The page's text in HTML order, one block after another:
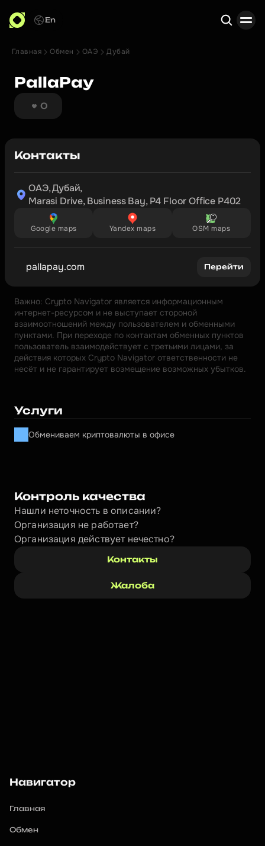
En
Главная Обмен ОАЭ Дубай
PallaPay
0
Контакты
ОАЭ, Дубай,
Marasi Drive, Business Bay, P4 Floor Office P402
Google maps Yandex maps OSM maps
pallapay.com Перейти
Важно: Crypto Navigator является информационным
интернет-ресурсом и не выступает стороной
взаимоотношений между пользователем и обменными
пунктами. При переходе по контактам обменных пунктов
пользователь взаимодействует с третьими лицами, за
действия которых Crypto Navigator ответственности не
несёт и не гарантирует возмещение возможных убытков.
Услуги
Обмениваем криптовалюты в офисе
Контроль качества
Нашли неточность в описании?
Организация не работает?
Организация действует нечестно?
Контакты
Жалоба
Навигатор
Главная
Обмен